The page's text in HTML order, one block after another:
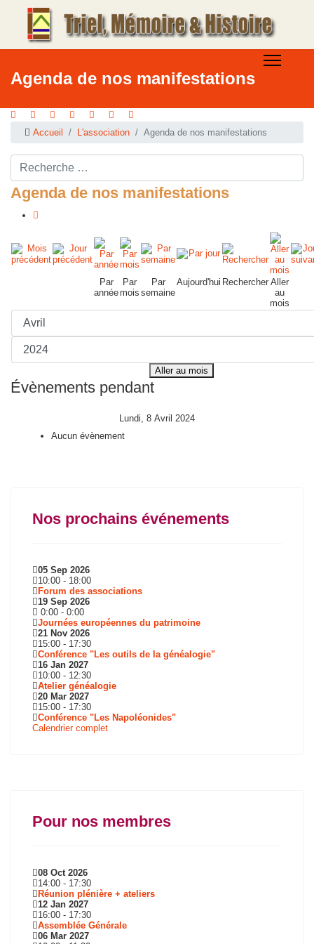
Agenda de nos manifestations
Accueil L'association Agenda de nos manifestations
Rechercher ...
Agenda de nos manifestations
Par
année
Par
mois
Par
semaine
Aujourd'hui Rechercher Aller
au
mois
Aller au mois
Évènements pendant
Lundi, 8 Avril 2024
Aucun évènement
Nos prochains événements
05 Sep 2026
10:00 - 18:00
Forum des associations
19 Sep 2026
0:00 - 0:00
Journées européennes du patrimoine
21 Nov 2026
15:00 - 17:30
Conférence "Les outils de la généalogie"
16 Jan 2027
10:00 - 12:30
Atelier généalogie
20 Mar 2027
15:00 - 17:30
Conférence "Les Napoléonides"
Calendrier complet
Pour nos membres
08 Oct 2026
14:00 - 17:30
Réunion plénière + ateliers
12 Jan 2027
16:00 - 17:30
Assemblée Générale
06 Mar 2027